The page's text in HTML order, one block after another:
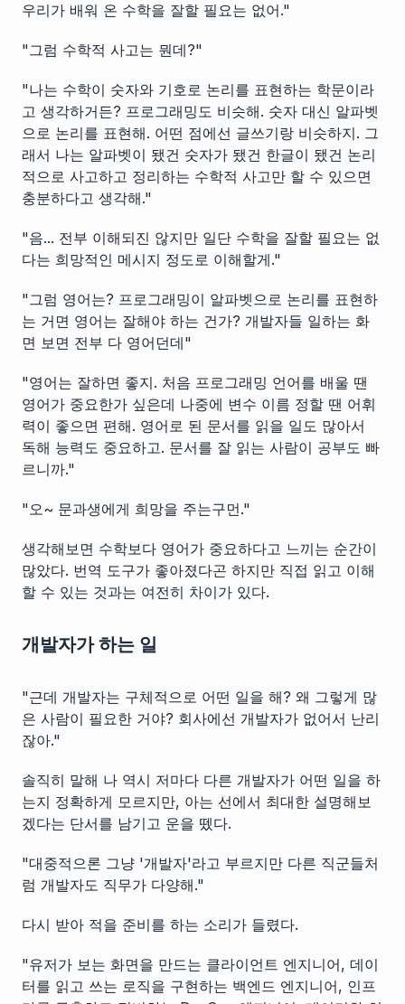
우리가 배워 온 수학을 잘할 필요는 없어."
"그럼 수학적 사고는 뭔데?"
"나는 수학이 숫자와 기호로 논리를 표현하는 학문이라
고 생각하거든? 프로그래밍도 비슷해. 숫자 대신 알파벳
으로 논리를 표현해. 어떤 점에선 글쓰기랑 비슷하지. 그
래서 나는 알파벳이 됐건 숫자가 됐건 한글이 됐건 논리
적으로 사고하고 정리하는 수학적 사고만 할 수 있으면
충분하다고 생각해."
"음... 전부 이해되진 않지만 일단 수학을 잘할 필요는 없
다는 희망적인 메시지 정도로 이해할게."
"그럼 영어는? 프로그래밍이 알파벳으로 논리를 표현하
는 거면 영어는 잘해야 하는 건가? 개발자들 일하는 화
면 보면 전부 다 영어던데"
"영어는 잘하면 좋지. 처음 프로그래밍 언어를 배울 땐
영어가 중요한가 싶은데 나중에 변수 이름 정할 땐 어휘
력이 좋으면 편해. 영어로 된 문서를 읽을 일도 많아서
독해 능력도 중요하고. 문서를 잘 읽는 사람이 공부도 빠
르니까."
"오~ 문과생에게 희망을 주는구먼."
생각해보면 수학보다 영어가 중요하다고 느끼는 순간이
많았다. 번역 도구가 좋아졌다곤 하지만 직접 읽고 이해
할 수 있는 것과는 여전히 차이가 있다.
개발자가 하는 일
"근데 개발자는 구체적으로 어떤 일을 해? 왜 그렇게 많
은 사람이 필요한 거야? 회사에선 개발자가 없어서 난리
잖아."
솔직히 말해 나 역시 저마다 다른 개발자가 어떤 일을 하
는지 정확하게 모르지만, 아는 선에서 최대한 설명해보
겠다는 단서를 남기고 운을 뗐다.
"대중적으론 그냥 '개발자'라고 부르지만 다른 직군들처
럼 개발자도 직무가 다양해."
다시 받아 적을 준비를 하는 소리가 들렸다.
"유저가 보는 화면을 만드는 클라이언트 엔지니어, 데이
터를 읽고 쓰는 로직을 구현하는 백엔드 엔지니어, 인프